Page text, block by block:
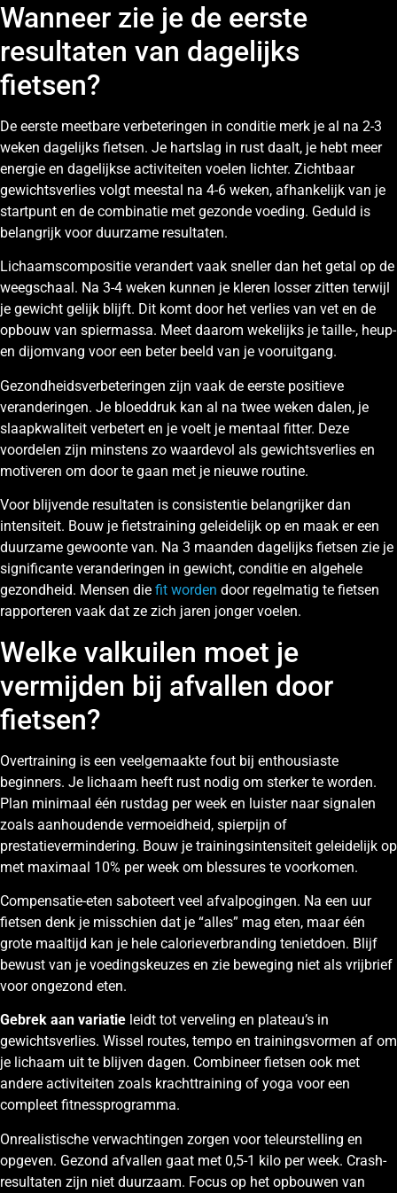
Wanneer zie je de eerste
resultaten van dagelijks
fietsen?
De eerste meetbare verbeteringen in conditie merk je al na 2-3
weken dagelijks fietsen. Je hartslag in rust daalt, je hebt meer
energie en dagelijkse activiteiten voelen lichter. Zichtbaar
gewichtsverlies volgt meestal na 4-6 weken, afhankelijk van je
startpunt en de combinatie met gezonde voeding. Geduld is
belangrijk voor duurzame resultaten.
Lichaamscompositie verandert vaak sneller dan het getal op de
weegschaal. Na 3-4 weken kunnen je kleren losser zitten terwijl
je gewicht gelijk blijft. Dit komt door het verlies van vet en de
opbouw van spiermassa. Meet daarom wekelijks je taille-, heup-
en dijomvang voor een beter beeld van je vooruitgang.
Gezondheidsverbeteringen zijn vaak de eerste positieve
veranderingen. Je bloeddruk kan al na twee weken dalen, je
slaapkwaliteit verbetert en je voelt je mentaal fitter. Deze
voordelen zijn minstens zo waardevol als gewichtsverlies en
motiveren om door te gaan met je nieuwe routine.
Voor blijvende resultaten is consistentie belangrijker dan
intensiteit. Bouw je fietstraining geleidelijk op en maak er een
duurzame gewoonte van. Na 3 maanden dagelijks fietsen zie je
significante veranderingen in gewicht, conditie en algehele
gezondheid. Mensen die fit worden door regelmatig te fietsen
rapporteren vaak dat ze zich jaren jonger voelen.
Welke valkuilen moet je
vermijden bij afvallen door
fietsen?
Overtraining is een veelgemaakte fout bij enthousiaste
beginners. Je lichaam heeft rust nodig om sterker te worden.
Plan minimaal één rustdag per week en luister naar signalen
zoals aanhoudende vermoeidheid, spierpijn of
prestatievermindering. Bouw je trainingsintensiteit geleidelijk op
met maximaal 10% per week om blessures te voorkomen.
Compensatie-eten saboteert veel afvalpogingen. Na een uur
fietsen denk je misschien dat je “alles” mag eten, maar één
grote maaltijd kan je hele calorieverbranding tenietdoen. Blijf
bewust van je voedingskeuzes en zie beweging niet als vrijbrief
voor ongezond eten.
Gebrek aan variatie leidt tot verveling en plateau’s in
gewichtsverlies. Wissel routes, tempo en trainingsvormen af om
je lichaam uit te blijven dagen. Combineer fietsen ook met
andere activiteiten zoals krachttraining of yoga voor een
compleet fitnessprogramma.
Onrealistische verwachtingen zorgen voor teleurstelling en
opgeven. Gezond afvallen gaat met 0,5-1 kilo per week. Crash-
resultaten zijn niet duurzaam. Focus op het opbouwen van